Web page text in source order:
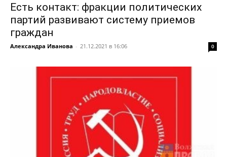
Есть контакт: фракции политических
партий развивают систему приемов
граждан
Александра Иванова - 21.12.2021 в 16:06 0